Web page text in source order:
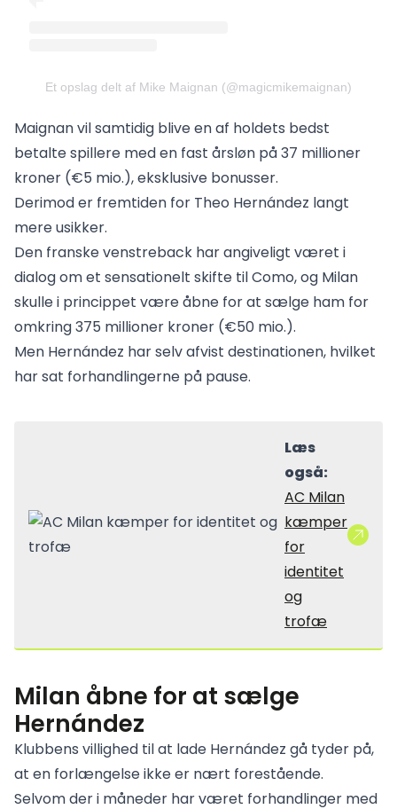
Et opslag delt af Mike Maignan (@magicmikemaignan)
Maignan vil samtidig blive en af holdets bedst
betalte spillere med en fast årsløn på 37 millioner
kroner (€5 mio.), eksklusive bonusser.
Derimod er fremtiden for Theo Hernández langt
mere usikker.
Den franske venstreback har angiveligt været i
dialog om et sensationelt skifte til Como, og Milan
skulle i princippet være åbne for at sælge ham for
omkring 375 millioner kroner (€50 mio.).
Men Hernández har selv afvist destinationen, hvilket
har sat forhandlingerne på pause.
Læs
også:
AC Milan
kæmper
for
identitet
og
trofæ
Milan åbne for at sælge
Hernández
Klubbens villighed til at lade Hernández gå tyder på,
at en forlængelse ikke er nært forestående.
Selvom der i måneder har været forhandlinger med